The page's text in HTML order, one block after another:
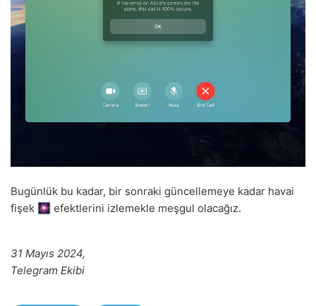
Bugünlük bu kadar, bir sonraki güncellemeye kadar havai
fişek
efektlerini izlemekle meşgul olacağız.
31 Mayıs 2024,
Telegram Ekibi